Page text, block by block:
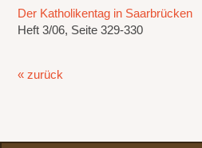
Der Katholikentag in Saarbrücken
Heft 3/06, Seite 329-330
« zurück